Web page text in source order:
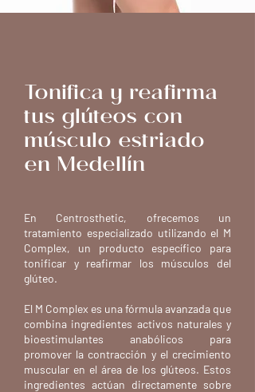
Tonifica y reafirma
tus glúteos con
músculo estriado
en Medellín
En Centrosthetic, ofrecemos un
tratamiento especializado utilizando el M
Complex, un producto específico para
tonificar y reafirmar los músculos del
glúteo.
El M Complex es una fórmula avanzada que
combina ingredientes activos naturales y
bioestimulantes anabólicos para
promover la contracción y el crecimiento
muscular en el área de los glúteos. Estos
ingredientes actúan directamente sobre